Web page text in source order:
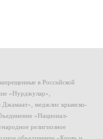
в Российской
«Нурджулар»,
Джамаат», меджлис крымско-
«Национал-
религиозное